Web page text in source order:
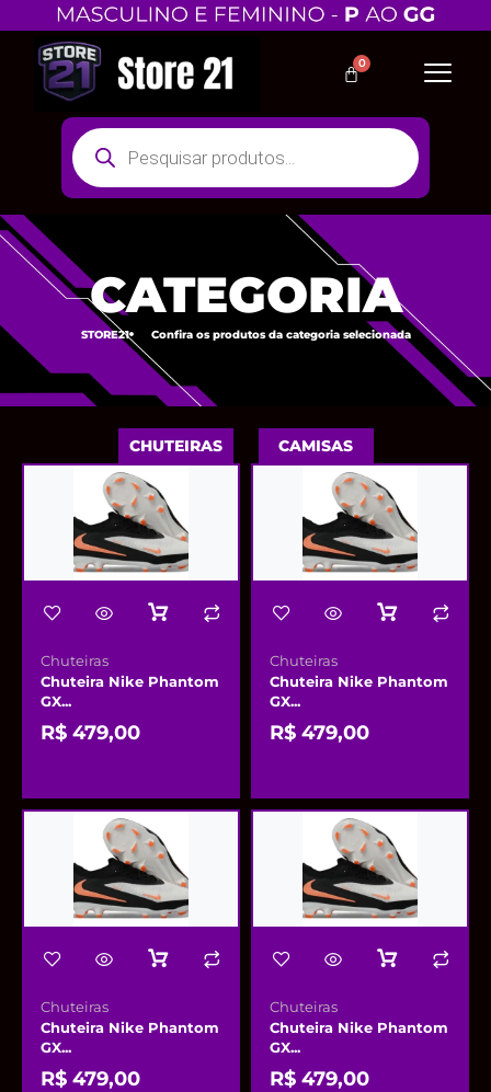
CATEGORIA
STORE21 Confira os produtos da categoria selecionada
CHUTEIRAS CAMISAS
Chuteiras
Chuteira Nike Phantom
GX...
R$ 479,00
Chuteiras
Chuteira Nike Phantom
GX...
R$ 479,00
Chuteiras
Chuteira Nike Phantom
GX...
R$ 479,00
Chuteiras
Chuteira Nike Phantom
GX...
R$ 479,00